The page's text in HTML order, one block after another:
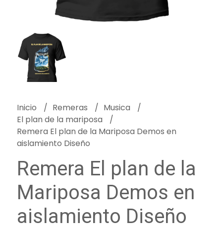
Inicio Remeras
Musica
El plan de la mariposa
Remera El plan de la Mariposa Demos en
aislamiento Diseño
Remera El plan de la
Mariposa Demos en
aislamiento Diseño